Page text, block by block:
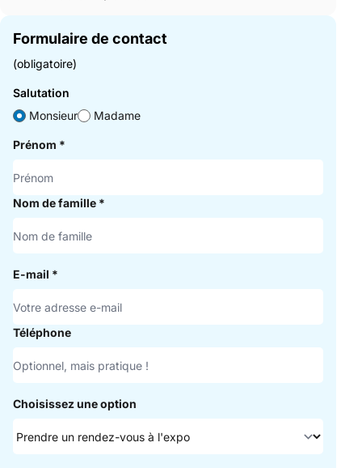
Formulaire de contact
(obligatoire)
Salutation
Monsieur
Madame
Prénom *
Nom de famille *
E-mail *
Téléphone
Choisissez une option